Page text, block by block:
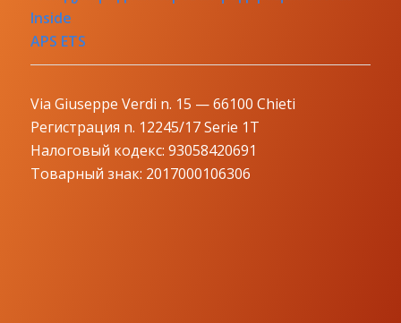
Inside
APS ETS
Via Giuseppe Verdi n. 15 — 66100 Chieti
Регистрация n. 12245/17 Serie 1T
Налоговый кодекс: 93058420691
Товарный знак: 2017000106306